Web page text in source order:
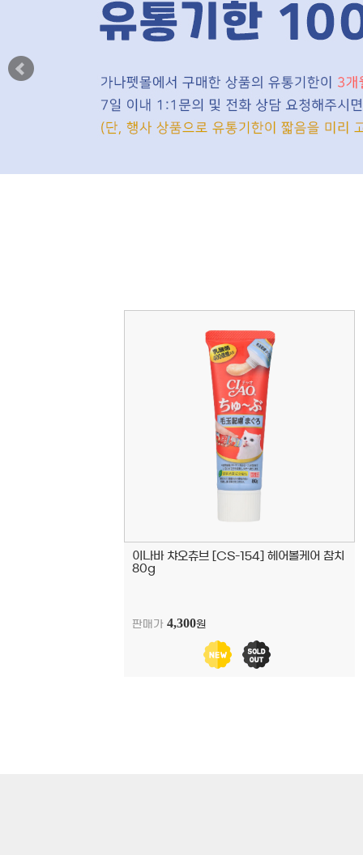
이나바 챠오츄브 [CS-154] 헤어볼케어 참치
80g
판매가 4,300원